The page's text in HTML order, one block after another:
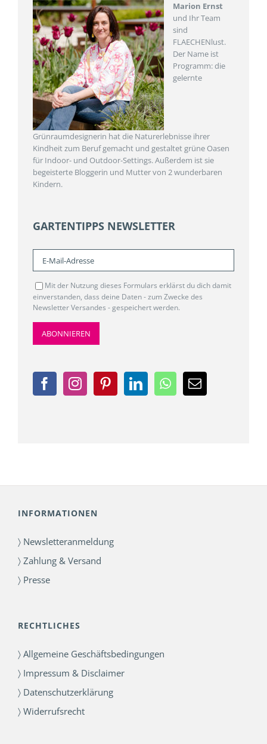
Marion Ernst
und Ihr Team
sind
FLAECHENlust.
Der Name ist
Programm: die
gelernte
Grünraumdesignerin hat die Naturerlebnisse ihrer
Kindheit zum Beruf gemacht und gestaltet grüne Oasen
für Indoor- und Outdoor-Settings. Außerdem ist sie
begeisterte Bloggerin und Mutter von 2 wunderbaren
Kindern.
GARTENTIPPS NEWSLETTER
Mit der Nutzung dieses Formulars erklärst du dich damit
einverstanden, dass deine Daten - zum Zwecke des
Newsletter Versandes - gespeichert werden.
INFORMATIONEN
〉 Newsletteranmeldung
〉 Zahlung & Versand
〉 Presse
RECHTLICHES
〉 Allgemeine Geschäftsbedingungen
〉 Impressum & Disclaimer
〉 Datenschutzerklärung
〉 Widerrufsrecht